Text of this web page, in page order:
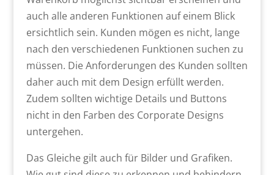
auch alle anderen Funktionen auf einem Blick
ersichtlich sein. Kunden mögen es nicht, lange
nach den verschiedenen Funktionen suchen zu
müssen. Die Anforderungen des Kunden sollten
daher auch mit dem Design erfüllt werden.
Zudem sollten wichtige Details und Buttons
nicht in den Farben des Corporate Designs
untergehen.
Das Gleiche gilt auch für Bilder und Grafiken.